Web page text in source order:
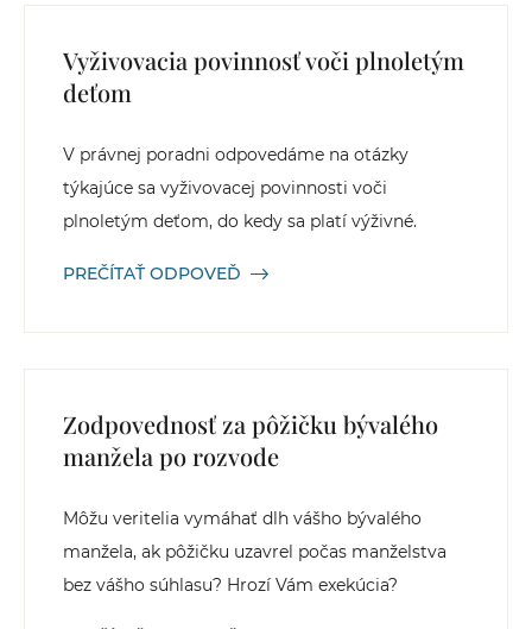
Vyživovacia povinnosť voči plnoletým
deťom
V právnej poradni odpovedáme na otázky
týkajúce sa vyživovacej povinnosti voči
plnoletým deťom, do kedy sa platí výživné.
PREČÍTAŤ ODPOVEĎ
Zodpovednosť za pôžičku bývalého
manžela po rozvode
Môžu veritelia vymáhať dlh vášho bývalého
manžela, ak pôžičku uzavrel počas manželstva
bez vášho súhlasu? Hrozí Vám exekúcia?